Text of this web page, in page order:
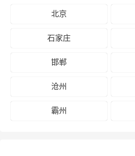
北京
石家庄
邯郸
沧州
霸州